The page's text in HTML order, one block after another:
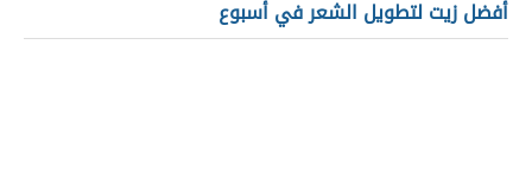
أفضل زيت لتطويل الشعر في أسبوع